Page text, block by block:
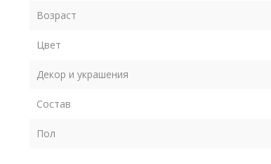
Возраст
Цвет
Декор и украшения
Состав
Пол